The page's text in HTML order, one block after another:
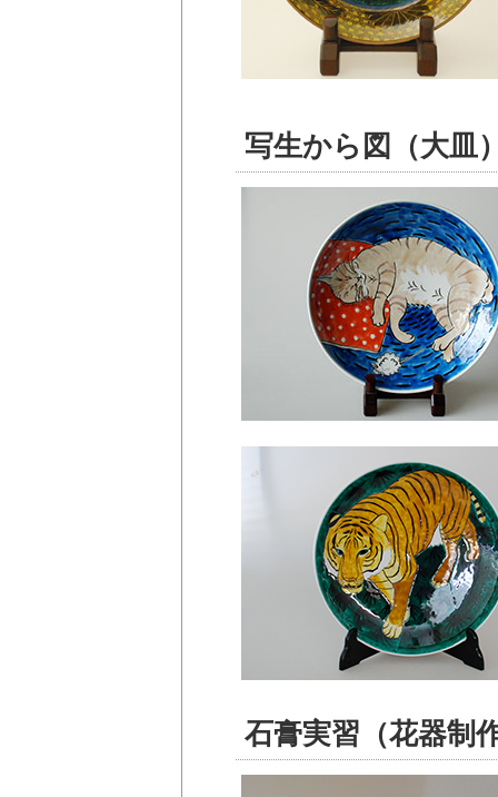
写生から図（大皿
石膏実習（花器制